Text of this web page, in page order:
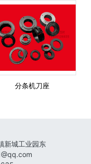
分条机刀座
新城工业园东